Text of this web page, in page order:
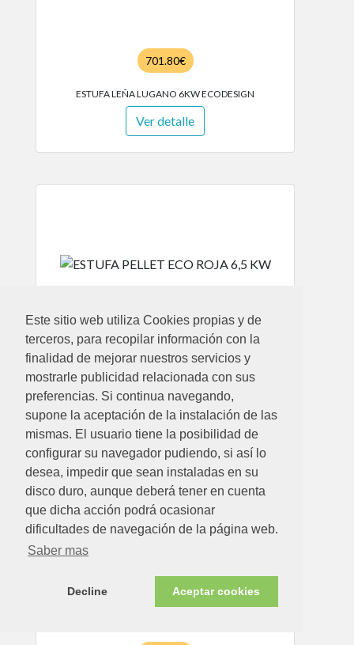
Este sitio web utiliza Cookies propias y de
terceros, para recopilar información con la
finalidad de mejorar nuestros servicios y
mostrarle publicidad relacionada con sus
preferencias. Si continua navegando,
supone la aceptación de la instalación de las
mismas. El usuario tiene la posibilidad de
configurar su navegador pudiendo, si así lo
desea, impedir que sean instaladas en su
disco duro, aunque deberá tener en cuenta
que dicha acción podrá ocasionar
dificultades de navegación de la página web.
Saber mas
Decline Aceptar cookies
701.80€
ESTUFA LEÑA LUGANO 6KW ECODESIGN
Ver detalle
1058.56€
ESTUFA PELLET ECO ROJA 6,5 KW
Ver detalle
Disponible en tienda ahora